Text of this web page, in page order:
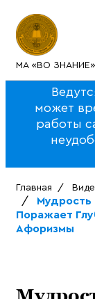
МА «ВО ЗНАНИЕ»
может
работы
Главная
Мудрость
Поражает
Афоризмы